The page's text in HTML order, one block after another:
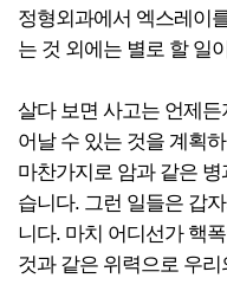
정형외과에서 엑스레이
는 것 외에는 별로 할 일
살다 보면 사고는 언제
어날 수 있는 것을 계획
마찬가지로 암과 같은
습니다. 그런 일들은 갑
니다. 마치 어디선가 핵
것과 같은 위력으로 우